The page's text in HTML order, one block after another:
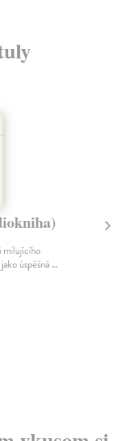
milujícího
úspěšná ...